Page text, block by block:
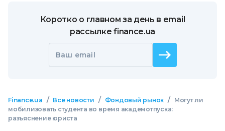
Коротко о главном за день в email
рассылке finance.ua
Ваш email
Finance.ua / Все новости / Фондовый рынок /
Могут ли
мобилизовать студента во время академотпуска:
разъяснение юриста